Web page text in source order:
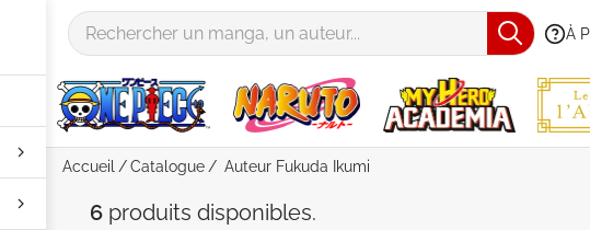
À
Accueil Catalogue Auteur Fukuda Ikumi
Auteur "Fukuda Ikumi" - Par Prix
6 produits disponibles.